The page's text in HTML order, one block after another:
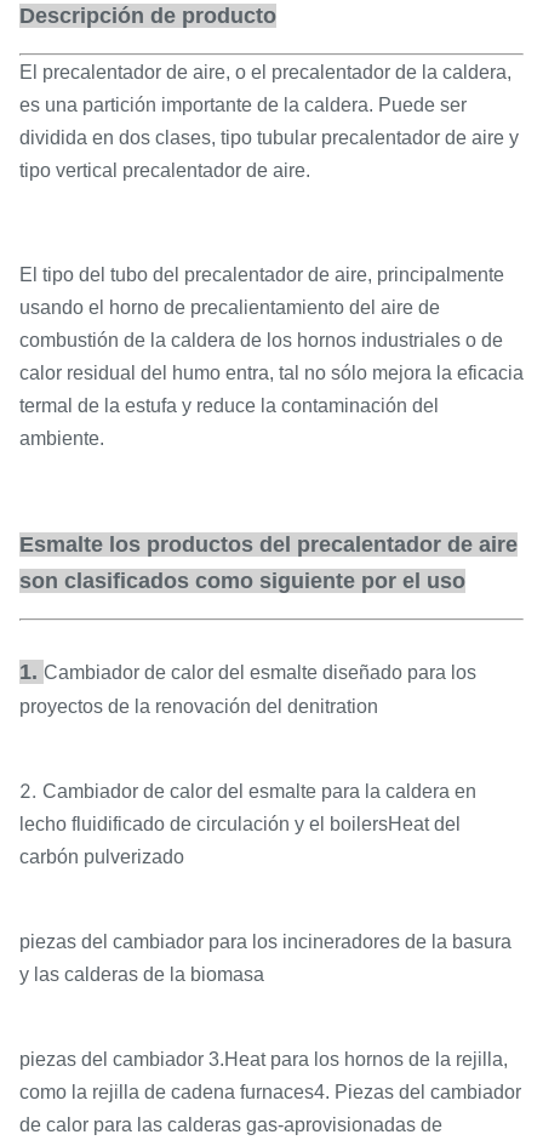
Descripción de producto
El precalentador de aire, o el precalentador de la caldera,
es una partición importante de la caldera. Puede ser
dividida en dos clases, tipo tubular precalentador de aire y
tipo vertical precalentador de aire.
El tipo del tubo del precalentador de aire, principalmente
usando el horno de precalientamiento del aire de
combustión de la caldera de los hornos industriales o de
calor residual del humo entra, tal no sólo mejora la eficacia
termal de la estufa y reduce la contaminación del
ambiente.
Esmalte los productos del precalentador de aire
son clasificados como siguiente por el uso
1. Cambiador de calor del esmalte diseñado para los
proyectos de la renovación del denitration
2. Cambiador de calor del esmalte para la caldera en
lecho fluidificado de circulación y el boilersHeat del
carbón pulverizado
piezas del cambiador para los incineradores de la basura
y las calderas de la biomasa
piezas del cambiador 3.Heat para los hornos de la rejilla,
como la rejilla de cadena furnaces4. Piezas del cambiador
de calor para las calderas gas-aprovisionadas de